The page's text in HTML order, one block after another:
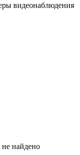
видеонаблюдения
найдено